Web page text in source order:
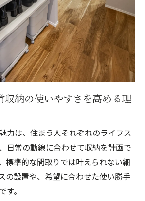
追求の自由設計ヒント集
暮らしやすさを最大化する収納
意識した収納の自由設計ポイン
つくる自由設計収納の発想法
叶う美しい収納空間提案
美しい収納間取りを実現する方
収納の使いやすさを高める理
力は、住まう人それぞれのライフス
日常の動線に合わせて収納を計画で
標準的な間取りでは叶えられない細
の設置や、希望に合わせた使い勝手
。